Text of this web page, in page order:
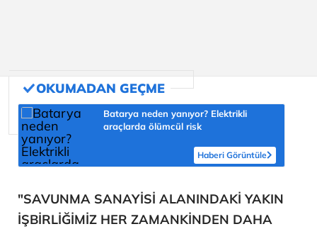
Batarya neden yanıyor? Elektrikli
araçlarda ölümcül risk
Haberi Görüntüle
"SAVUNMA SANAYİSİ ALANINDAKİ YAKIN
İŞBİRLİĞİMİZ HER ZAMANKİNDEN DAHA